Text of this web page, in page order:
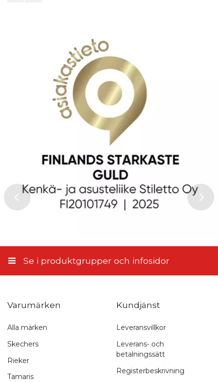
Snabb leverans
1-3 arbetsdagar
Se i produktgrupper och infosidor
Varumärken
Alla märken
Skechers
Rieker
Tamaris
Kundjänst
Leveransvillkor
Leverans- och
betalningssätt
Registerbeskrivning